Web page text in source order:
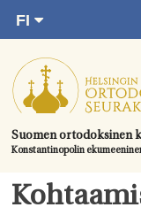
suoraan
sisältöön.
Suomen ortodoksinen
Konstantinopolin
FI
SV
EN
UA
Etusivu
Ajankohtaista
Juhlat &
Kirkot